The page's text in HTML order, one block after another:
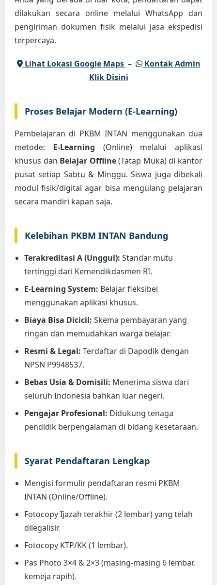
dilakukan secara online melalui WhatsApp dan
pengiriman dokumen fisik melalui jasa ekspedisi
terpercaya.
Lihat Lokasi Google Maps –
Kontak Admin
Klik Disini
Proses Belajar Modern (E-Learning)
Pembelajaran di PKBM INTAN menggunakan dua
metode: E-Learning (Online) melalui aplikasi
khusus dan Belajar Offline(Tatap Muka) di kantor
pusat setiap Sabtu & Minggu. Siswa juga dibekali
modul fisik/digital agar bisa mengulang pelajaran
secara mandiri kapan saja.
Kelebihan PKBM INTAN Bandung
Terakreditasi A (Unggul): Standar mutu
tertinggi dari Kemendikdasmen RI.
E-Learning System: Belajar fleksibel
menggunakan aplikasi khusus.
Biaya Bisa Dicicil: Skema pembayaran yang
ringan dan memudahkan warga belajar.
Resmi & Legal: Terdaftar di Dapodik dengan
NPSN P9948537.
Bebas Usia & Domisili: Menerima siswa dari
seluruh Indonesia bahkan luar negeri.
Pengajar Profesional: Didukung tenaga
pendidik berpengalaman di bidang kesetaraan.
Syarat Pendaftaran Lengkap
Mengisi formulir pendaftaran resmi PKBM
INTAN (Online/Offline).
Fotocopy Ijazah terakhir (2 lembar) yang telah
dilegalisir.
Fotocopy KTP/KK (1 lembar).
Pas Photo 3×4 & 2×3 (masing-masing 6 lembar,
kemeja rapih).